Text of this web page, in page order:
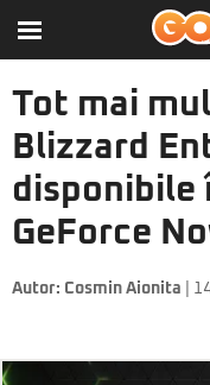
Tot mai
Blizzard
disponibile
GeForce
Autor: Cosmin Aionita |